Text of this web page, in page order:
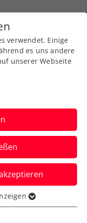
Melzer:
wohl
verwendet. Einige
es uns andere
unserer Webseite